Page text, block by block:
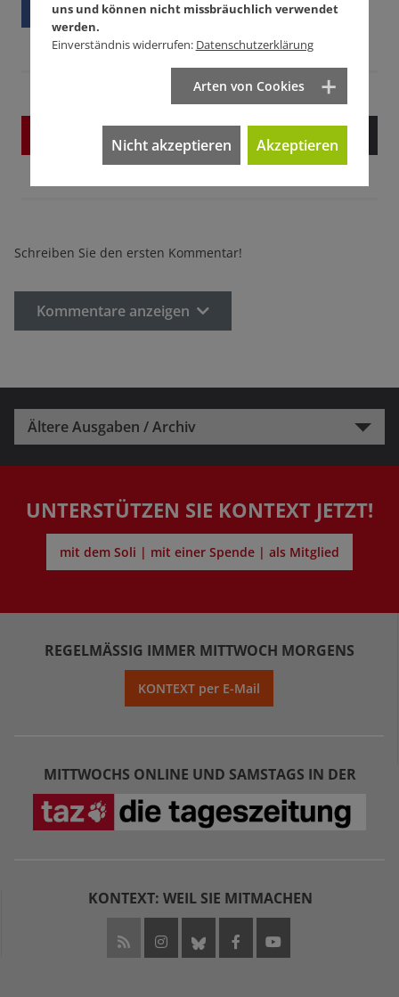
Startseite Nach oben
Schreiben Sie den ersten Kommentar!
Kommentare anzeigen
Ältere Ausgaben / Archiv
UNTERSTÜTZEN SIE KONTEXT JETZT!
mit dem Soli | mit einer Spende | als Mitglied
REGELMÄSSIG IMMER MITTWOCH MORGENS
KONTEXT per E-Mail
MITTWOCHS ONLINE UND SAMSTAGS IN DER
KONTEXT: WEIL SIE MITMACHEN
uns und können nicht missbräuchlich verwendet
werden.
Einverständnis widerrufen: Datenschutzerklärung
Arten von Cookies
Nicht akzeptieren Akzeptieren